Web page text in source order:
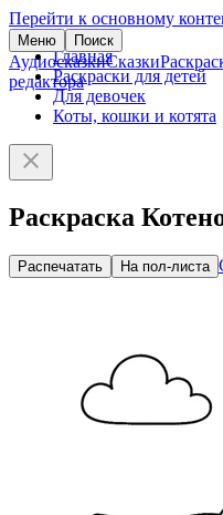
Перейти к основному
Меню Поиск
АудиосказкиСказки
редактора
Главная
Раскраски для детей
Для девочек
Коты, кошки и котята
Раскраска
Распечатать На пол-листа